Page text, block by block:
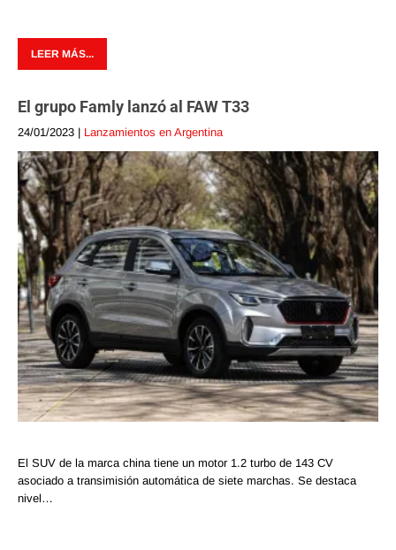
LEER MÁS...
El grupo Famly lanzó al FAW T33
24/01/2023 | Lanzamientos en Argentina
El SUV de la marca china tiene un motor 1.2 turbo de 143 CV
asociado a transimisión automática de siete marchas. Se destaca
nivel…